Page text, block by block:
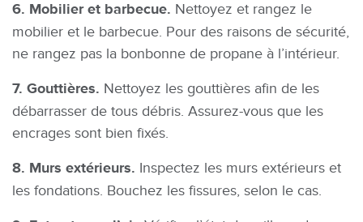
6. Mobilier et barbecue. Nettoyez et rangez le
mobilier et le barbecue. Pour des raisons de sécurité,
ne rangez pas la bonbonne de propane à l’intérieur.
7. Gouttières. Nettoyez les gouttières afin de les
débarrasser de tous débris. Assurez-vous que les
encrages sont bien fixés.
8. Murs extérieurs. Inspectez les murs extérieurs et
les fondations. Bouchez les fissures, selon le cas.